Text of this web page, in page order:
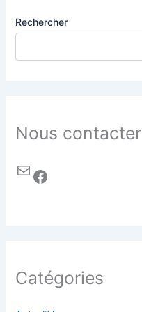
Rechercher
Nous contacter
Catégories